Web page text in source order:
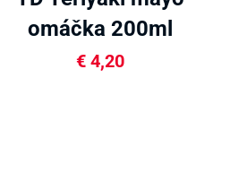
omáčka 200ml
€4,20